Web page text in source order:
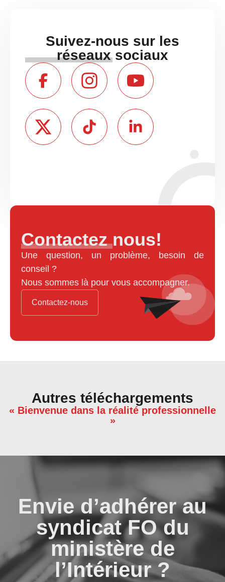
Suivez-nous sur les
réseaux sociaux
Contactez nous!
Une question, un problème, besoin de
conseil ?
Nous sommes là pour vous accompagner.
Contactez-nous
Autres téléchargements
« Bienvenue dans la réalité professionnelle
»
Envie d’adhérer au
syndicat FO du
ministère de
l’Intérieur ?